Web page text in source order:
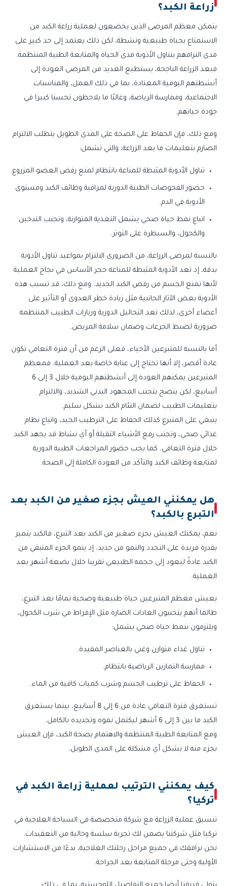
زراعة الكبد؟
يتمكن معظم المرضى الذين يخضعون لعملية زراعة الكبد من
الاستمتاع بحياة طبيعية ونشطة، لكن ذلك يعتمد إلى حد كبير على
مدى التزامهم بتناول الأدوية مدى الحياة والمتابعة الطبية المنتظمة.
فبعد الزراعة الناجحة، يستطيع العديد من المرضى العودة إلى
أنشطتهم اليومية المعتادة، بما في ذلك العمل، والمناسبات
الاجتماعية، وممارسة الرياضة، وغالبًا ما يلاحظون تحسنا كبيرا في
جودة حياتهم.
ومع ذلك، فإن الحفاظ على الصحة على المدى الطويل يتطلب الالتزام
الصارم بتعليمات ما بعد الزراعة، والتي تشمل:
تناول الأدوية المثبطة للمناعة بانتظام لمنع رفض العضو المزروع.
حضور الفحوصات الطبية الدورية لمراقبة وظائف الكبد ومستوى
الأدوية في الدم.
اتباع نمط حياة صحي يشمل التغذية المتوازنة، وتجنب التدخين
والكحول، والسيطرة على التوتر.
بالنسبة لمرضى الزراعة، من الضروري الالتزام بمواعيد تناول الأدوية
بدقة، إذ تعد الأدوية المثبطة للمناعة حجر الأساس في نجاح العملية
لأنها تمنع الجسم من رفض الكبد الجديد. ومع ذلك، قد تسبب هذه
الأدوية بعض الآثار الجانبية مثل زيادة خطر العدوى أو التأثير على
أعضاء أخرى، لذلك تعد التحاليل الدورية وزيارات الطبيب المنتظمة
ضرورية لضبط الجرعات وضمان سلامة المريض.
أما بالنسبة للمتبرعين الأحياء، فعلى الرغم من أن فترة التعافي تكون
عادة أقصر، إلا أنها تحتاج إلى عناية خاصة بعد العملية. فمعظم
المتبرعين يمكنهم العودة إلى أنشطتهم اليومية خلال 3 إلى 6
أسابيع، لكن ينصح بتجنب المجهود البدني الشديد، والالتزام
بتعليمات الطبيب لضمان التئام الكبد بشكل سليم.
ينبغي على المتبرع كذلك الحفاظ على الترطيب الجيد، واتباع نظام
غذائي صحي، وتجنب رفع الأشياء الثقيلة أو أي نشاط قد يجهد الكبد
خلال فترة التعافي. كما يجب حضور المراجعات الطبية الدورية
لمتابعة وظائف الكبد والتأكد من العودة الكاملة إلى الصحة.
هل يمكنني العيش بجزء صغير من الكبد بعد
التبرع بالكبد؟
نعم، يمكنك العيش بجزء صغير من الكبد بعد التبرع، فالكبد يتميز
بقدرة فريدة على التجدد والنمو من جديد. إذ ينمو الجزء المتبقي من
الكبد عادةً ليعود إلى حجمه الطبيعي تقريبا خلال بضعة أشهر بعد
العملية.
يعيش معظم المتبرعين حياة طبيعية وصحية تمامًا بعد التبرع،
طالما أنهم يتجنبون العادات الضارة مثل الإفراط في شرب الكحول،
ويلتزمون بنمط حياة صحي يشمل:
تناول غذاء متوازن وغني بالعناصر المفيدة.
ممارسة التمارين الرياضية بانتظام.
الحفاظ على ترطيب الجسم وشرب كميات كافية من الماء.
تستغرق فترة التعافي عادة من 6 إلى 8 أسابيع، بينما يستغرق
الكبد ما بين 3 إلى 6 أشهر ليكتمل نموه وتجديده بالكامل.
ومع المتابعة الطبية المنتظمة والاهتمام بصحة الكبد، فإن العيش
بجزء منه لا يشكل أي مشكلة على المدى الطويل.
كيف يمكنني الترتيب لعملية زراعة الكبد في
تركيا؟
تنسيق عملية الزراعة مع شركة متخصصة في السياحة العلاجية في
تركيا مثل شركتنا يضمن لك تجربة سلسة وخالية من التعقيدات.
نحن نرافقك في جميع مراحل رحلتك العلاجية، بدءًا من الاستشارات
الأولية وحتى مرحلة المتابعة بعد الجراحة.